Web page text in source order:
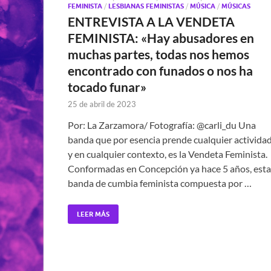
FEMINISTA / LESBIANAS FEMINISTAS / MÚSICA / MÚSICAS
ENTREVISTA A LA VENDETA
FEMINISTA: «Hay abusadores en
muchas partes, todas nos hemos
encontrado con funados o nos ha
tocado funar»
25 de abril de 2023
Por: La Zarzamora/ Fotografía: @carli_du Una
banda que por esencia prende cualquier
y en cualquier contexto, es la Vendeta Feminista.
Conformadas en Concepción ya hace 5 años, esta
banda de cumbia feminista compuesta por …
LEER MÁS